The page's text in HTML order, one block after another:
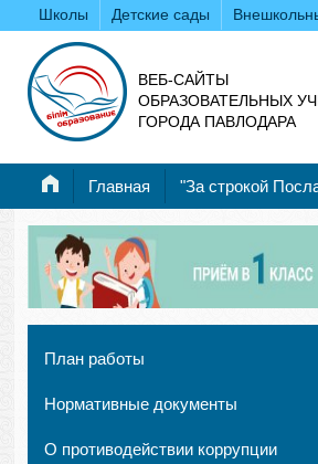
Школы Детские сады
ВЕБ-САЙТЫ
ОБРАЗОВАТЕЛЬНЫХ
ГОРОДА ПАВЛОДАРА
Главная "За строкой
План работы
Нормативные документы
О противодействии коррупции